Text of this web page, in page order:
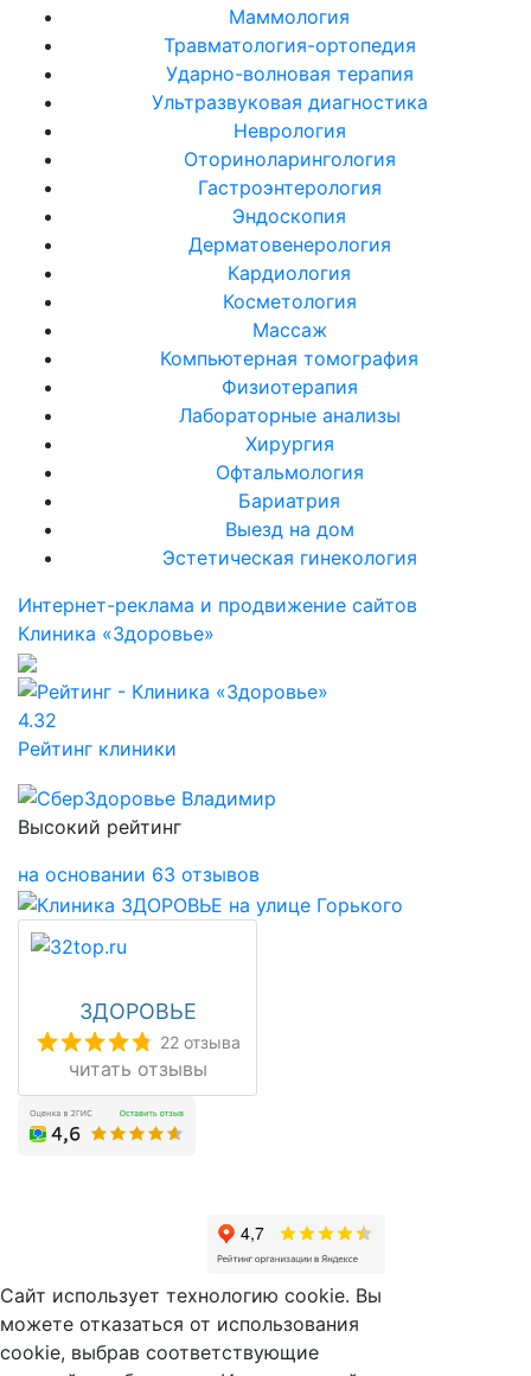
Маммология
Травматология-ортопедия
Ударно-волновая терапия
Ультразвуковая диагностика
Неврология
Оториноларингология
Гастроэнтерология
Эндоскопия
Дерматовенерология
Кардиология
Косметология
Массаж
Компьютерная томография
Физиотерапия
Лабораторные анализы
Хирургия
Офтальмология
Бариатрия
Выезд на дом
Эстетическая гинекология
Интернет-реклама и продвижение сайтов
Клиника «Здоровье»
4.32
Рейтинг клиники
Высокий рейтинг
на основании 63 отзывов
ЗДОРОВЬЕ
22 отзыва
читать отзывы
Сайт использует технологию cookie. Вы
можете отказаться от использования
cookie, выбрав соответствующие